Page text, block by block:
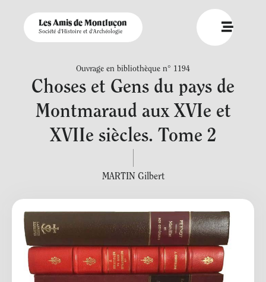
Les Amis de Montluçon
Société d'Histoire et d'Archéologie
Ouvrage en bibliothèque n° 1194
Choses et Gens du pays de
Montmaraud aux XVIe et
XVIIe siècles. Tome 2
MARTIN Gilbert